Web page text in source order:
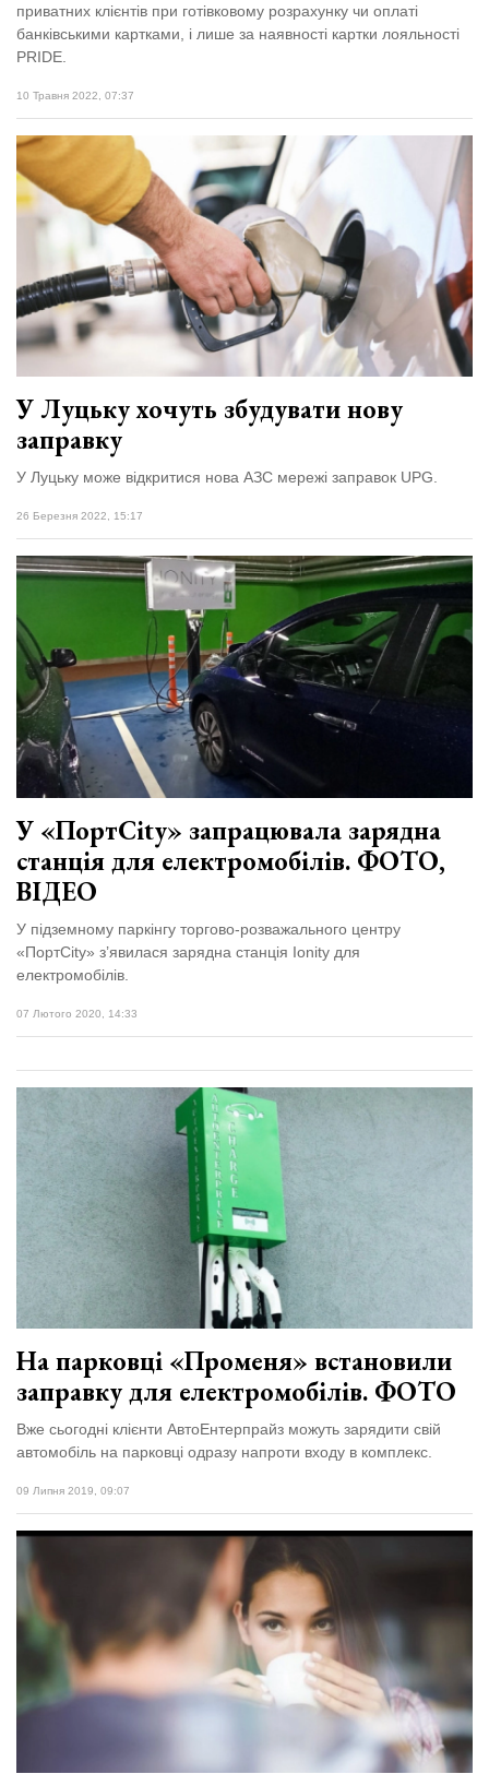
приватних клієнтів при готівковому розрахунку чи оплаті
банківськими картками, і лише за наявності картки лояльності
PRIDE.
10 Травня 2022, 07:37
У Луцьку хочуть збудувати нову
заправку
У Луцьку може відкритися нова АЗС мережі заправок UPG.
26 Березня 2022, 15:17
У «ПортCity» запрацювала зарядна
станція для електромобілів. ФОТО,
ВІДЕО
У підземному паркінгу торгово-розважального центру
«ПортCity» з’явилася зарядна станція Ionity для
електромобілів.
07 Лютого 2020, 14:33
На парковці «Променя» встановили
заправку для електромобілів. ФОТО
Вже сьогодні клієнти АвтоЕнтерпрайз можуть зарядити свій
автомобіль на парковці одразу напроти входу в комплекс.
09 Липня 2019, 09:07